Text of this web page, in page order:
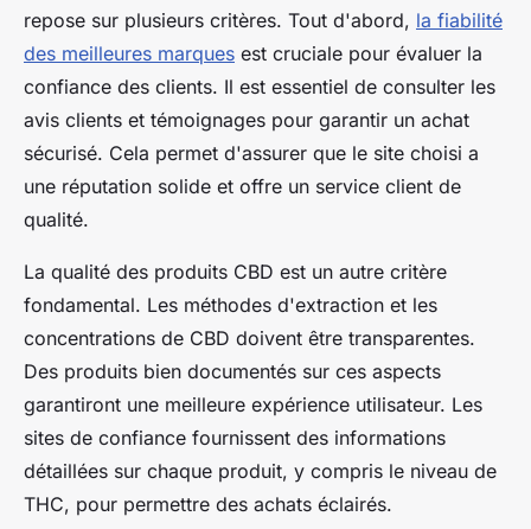
repose sur plusieurs critères. Tout d'abord, la fiabilité
des meilleures marques est cruciale pour évaluer la
confiance des clients. Il est essentiel de consulter les
avis clients et témoignages pour garantir un achat
sécurisé. Cela permet d'assurer que le site choisi a
une réputation solide et offre un service client de
qualité.
La qualité des produits CBD est un autre critère
fondamental. Les méthodes d'extraction et les
concentrations de CBD doivent être transparentes.
Des produits bien documentés sur ces aspects
garantiront une meilleure expérience utilisateur. Les
sites de confiance fournissent des informations
détaillées sur chaque produit, y compris le niveau de
THC, pour permettre des achats éclairés.